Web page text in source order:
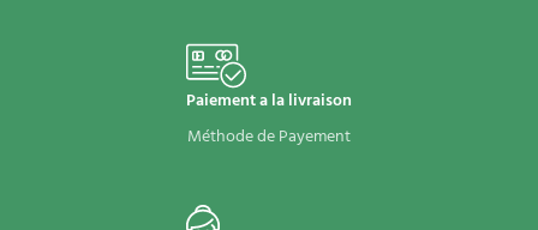
Paiement a la livraison
Méthode de Payement